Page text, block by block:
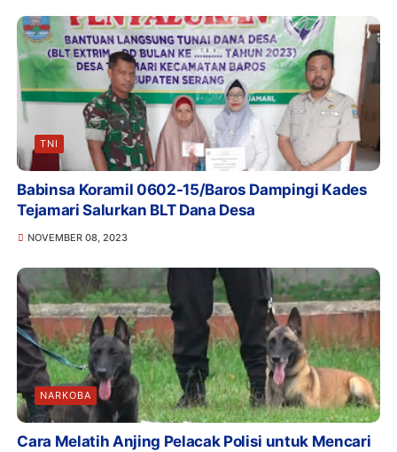
TNI
Babinsa Koramil 0602-15/Baros Dampingi Kades
Tejamari Salurkan BLT Dana Desa
NOVEMBER 08, 2023
NARKOBA
Cara Melatih Anjing Pelacak Polisi untuk Mencari